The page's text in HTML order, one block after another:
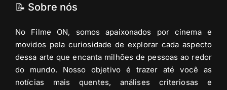
📝 Sobre nós
No Filme ON, somos apaixonados por cinema e
movidos pela curiosidade de explorar cada aspecto
dessa arte que encanta milhões de pessoas ao redor
do mundo. Nosso objetivo é trazer até você as
notícias mais quentes, análises criteriosas e